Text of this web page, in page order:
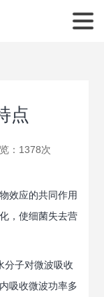
点
：1378次
效应的共同作用
，使细菌失去营
子对微波吸收
吸收微波功率多